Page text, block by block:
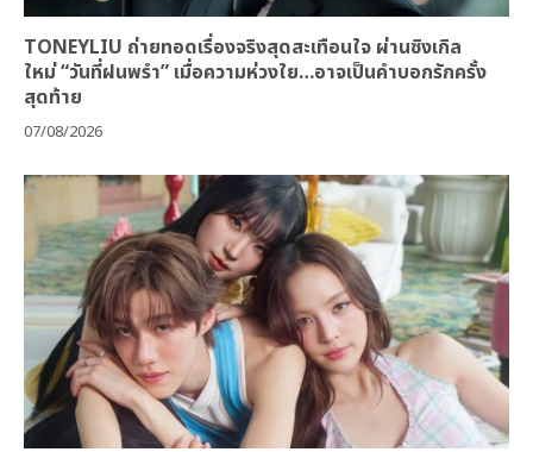
TONEYLIU ถ่ายทอดเรื่องจริงสุดสะเทือนใจ ผ่านซิงเกิล
ใหม่ “วันที่ฝนพรำ” เมื่อความห่วงใย…อาจเป็นคำบอกรักครั้ง
สุดท้าย
07/08/2026